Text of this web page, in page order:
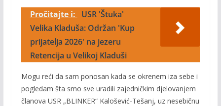
Pročitajte i:
USR 'Štuka'
Velika Kladuša: Održan 'Kup
prijatelja 2026' na jezeru
Retencija u Velikoj Kladuši
Mogu reći da sam ponosan kada se okrenem iza sebe i
pogledam šta smo sve uradili zajedničkim djelovanjem
članova USR „BLINKER“ Kalošević-Tešanj, uz nesebičnu